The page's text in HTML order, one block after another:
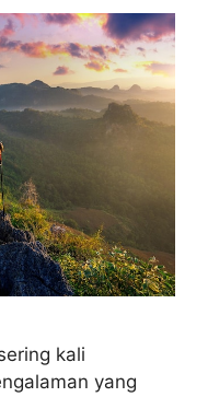
kali
yang